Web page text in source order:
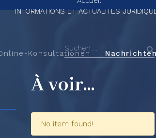
INFORMATIONS ET ACTUALITES
Konsultationen Nachrichten
À voir...
No item found!